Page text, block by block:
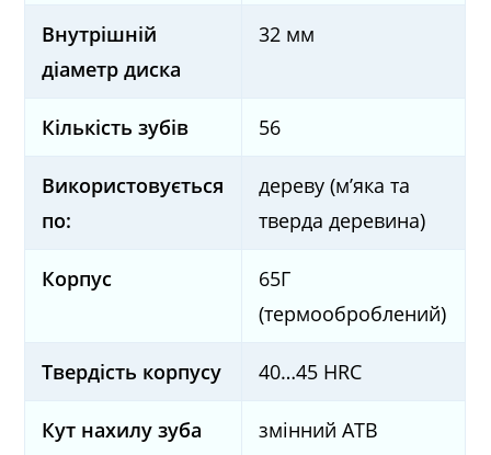
Внутрішній
діаметр диска
32 мм
Кількість зубів 56
Використовується
по:
дереву (м’яка та
тверда деревина)
Корпус
65Г
(термооброблений)
Твердість корпусу 40…45 HRC
Кут нахилу зуба змінний ATB